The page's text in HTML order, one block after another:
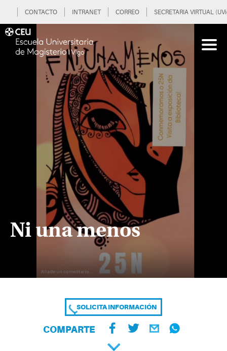
CONTACTO INTRANET CORREO SECRETARIA VIRTUAL
Ni una menos
SOLICITA INFORMACIÓN
COMPARTE